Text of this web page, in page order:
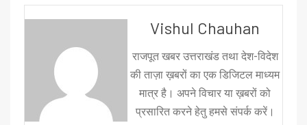
Vishul Chauhan
राजपूत खबर उत्तराखंड तथा देश-विदेश
की ताज़ा ख़बरों का एक डिजिटल माध्यम
मात्र है। अपने विचार या ख़बरों को
प्रसारित करने हेतु हमसे संपर्क करें।